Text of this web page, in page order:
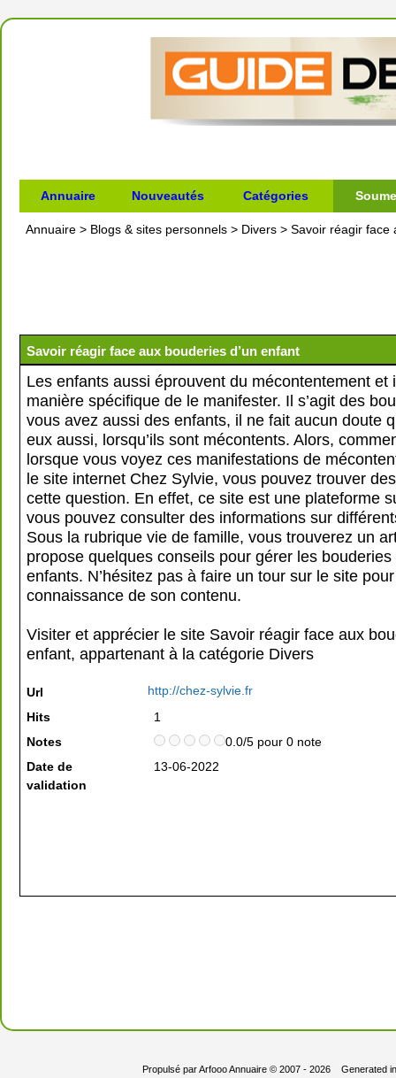
Annuaire Nouveautés Catégories
Annuaire > Blogs & sites personnels > Divers > Savoir réagir face
Savoir réagir face aux bouderies d’un enfant
Les enfants aussi éprouvent du mécontentement et
manière spécifique de le manifester. Il s’agit des
vous avez aussi des enfants, il ne fait aucun doute
eux aussi, lorsqu’ils sont mécontents. Alors,
lorsque vous voyez ces manifestations de
le site internet Chez Sylvie, vous pouvez trouver
cette question. En effet, ce site est une plateforme
vous pouvez consulter des informations sur
Sous la rubrique vie de famille, vous trouverez un
propose quelques conseils pour gérer les bouderies
enfants. N’hésitez pas à faire un tour sur le site
connaissance de son contenu.
Visiter et apprécier le site Savoir réagir face aux
enfant, appartenant à la catégorie Divers
Url
http://chez-sylvie.fr
Hits
1
Notes
0.0/5 pour 0 note
Date de
validation
13-06-2022
Propulsé parArfooo Annuaire© 2007 - 2026 Generated